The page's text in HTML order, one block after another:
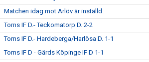
Matchen idag mot Arlöv är inställd.
Torns IF D.- Teckomatorp D. 2-2
Torns IF D.- Hardeberga/Harlösa D. 1-1
Torns IF D - Gärds Köpinge IF D 1-1